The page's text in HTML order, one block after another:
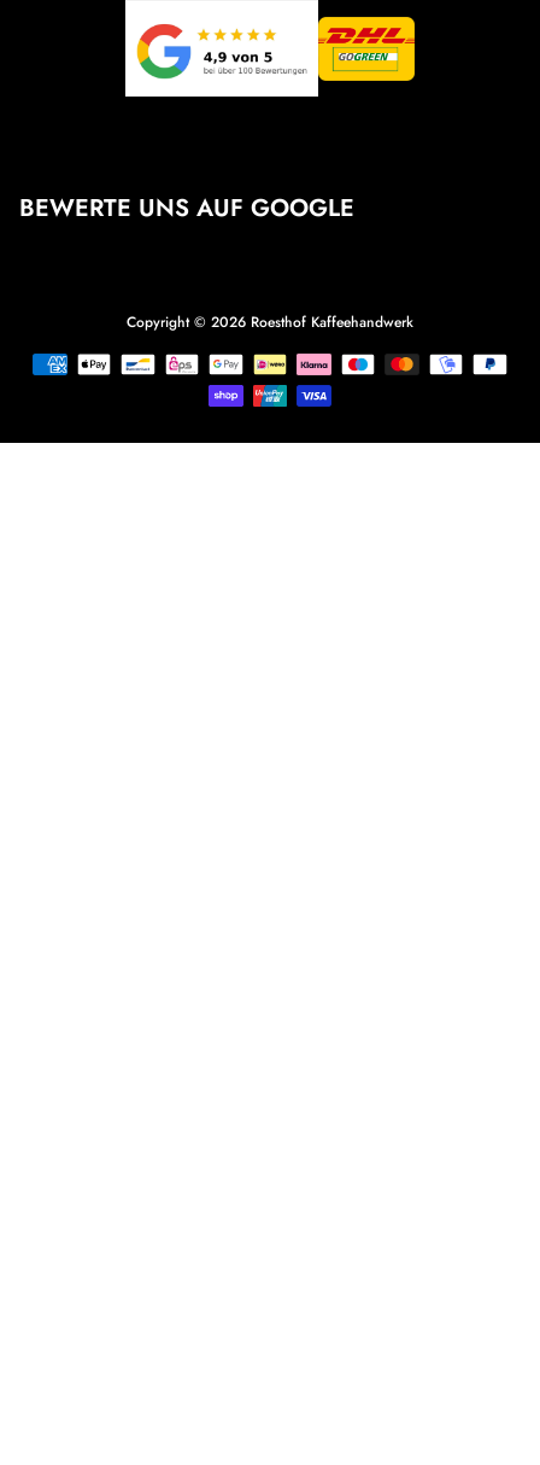
BEWERTE UNS AUF GOOGLE
Copyright © 2026 Roesthof Kaffeehandwerk
Zahlungsmethoden